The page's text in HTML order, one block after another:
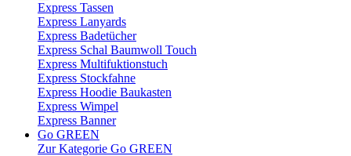
Express Tassen
Express Lanyards
Express Badetücher
Express Schal Baumwoll Touch
Express Multifuktionstuch
Express Stockfahne
Express Hoodie Baukasten
Express Wimpel
Express Banner
Go GREEN
Zur Kategorie Go GREEN